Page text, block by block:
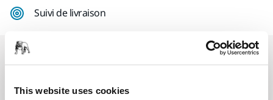
This website uses cookies
Suivi de livraison
SAV Mirka exclusif